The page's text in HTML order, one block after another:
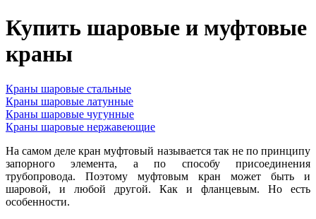
Купить шаровые и муфтовые
краны
Краны шаровые стальные
Краны шаровые латунные
Краны шаровые чугунные
Краны шаровые нержавеющие
На самом деле кран муфтовый называется так не по принципу
запорного элемента, а по способу присоединения
трубопровода. Поэтому муфтовым кран может быть и
шаровой, и любой другой. Как и фланцевым. Но есть
особенности.